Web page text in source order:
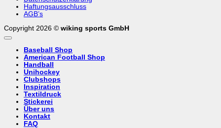
Haftungsausschluss
AGB’s
Copyright 2026 © wiking sports GmbH
Baseball Shop
American Football Shop
Handball
Unihockey
Clubshops
Inspiration
Textildruck
Stickerei
Über uns
Kontakt
FAQ